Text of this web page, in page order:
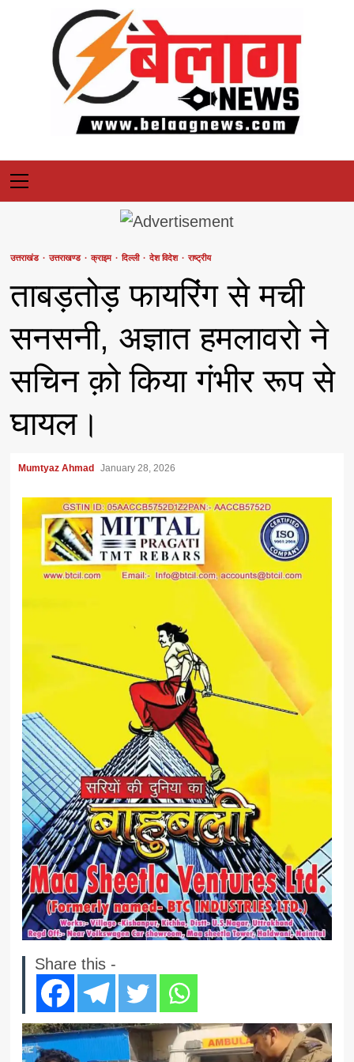
Primary
Menu
उत्तराखंड उत्तराखण्ड क्राइम दिल्ली देश विदेश राष्ट्रीय
ताबड़तोड़ फायरिंग से मची
सनसनी, अज्ञात हमलावरो ने
सचिन क़ो किया गंभीर रूप से
घायल।
Mumtyaz Ahmad January 28, 2026
Share this -